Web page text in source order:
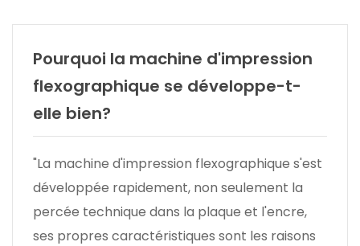
Pourquoi la machine d'impression
flexographique se développe-t-
elle bien?
"La machine d'impression flexographique s'est
développée rapidement, non seulement la
percée technique dans la plaque et l'encre,
ses propres caractéristiques sont les raisons